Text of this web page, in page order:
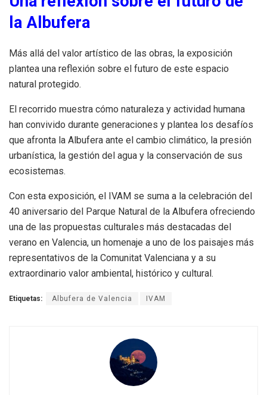
la Albufera
Más allá del valor artístico de las obras, la exposición
plantea una reflexión sobre el futuro de este espacio
natural protegido.
El recorrido muestra cómo naturaleza y actividad humana
han convivido durante generaciones y plantea los desafíos
que afronta la Albufera ante el cambio climático, la presión
urbanística, la gestión del agua y la conservación de sus
ecosistemas.
Con esta exposición, el IVAM se suma a la celebración del
40 aniversario del Parque Natural de la Albufera ofreciendo
una de las propuestas culturales más destacadas del
verano en Valencia, un homenaje a uno de los paisajes más
representativos de la Comunitat Valenciana y a su
extraordinario valor ambiental, histórico y cultural.
Etiquetas: Albufera de Valencia IVAM